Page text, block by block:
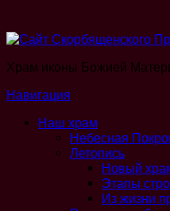
Храм иконы Божией
Навигация
Наш храм
Небесная
Летопись
Новый
Этапы
Из жизни